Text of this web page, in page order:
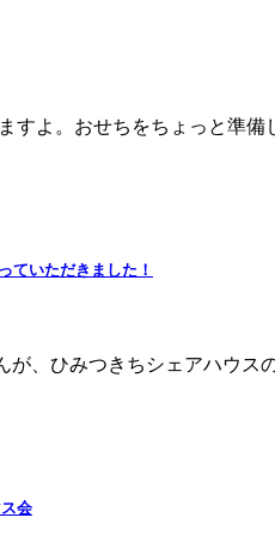
すよ。おせちをちょっと準
ていただきました！
が、ひみつきちシェアハウス
会